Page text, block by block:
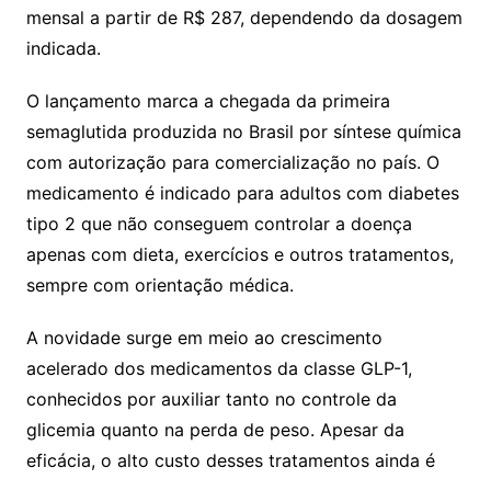
mensal a partir de R$ 287, dependendo da dosagem
indicada.
O lançamento marca a chegada da primeira
semaglutida produzida no Brasil por síntese química
com autorização para comercialização no país. O
medicamento é indicado para adultos com diabetes
tipo 2 que não conseguem controlar a doença
apenas com dieta, exercícios e outros tratamentos,
sempre com orientação médica.
A novidade surge em meio ao crescimento
acelerado dos medicamentos da classe GLP-1,
conhecidos por auxiliar tanto no controle da
glicemia quanto na perda de peso. Apesar da
eficácia, o alto custo desses tratamentos ainda é